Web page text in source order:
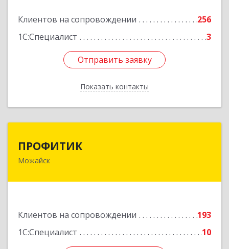
Клиентов на сопровождении
256
1С:Специалист
3
Отправить заявку
Показать контакты
Отправить заявку
Назад
ПРОФИТИК
Можайск
Клиентов на сопровождении
193
1С:Специалист
10
143200, Московская обл, Можайский р-н,